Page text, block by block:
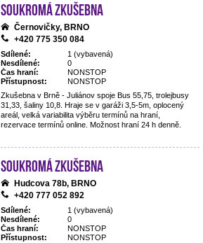
Soukromá zkušebna
Černovičky, BRNO
+420 775 350 084
Sdílené:
1 (vybavená)
Nesdílené:
0
Čas hraní:
NONSTOP
Přístupnost:
NONSTOP
Zkušebna v Brně - Juliánov spoje Bus 55,75, trolejbusy
31,33, šaliny 10,8. Hraje se v garáži 3,5-5m, oplocený
areál, velká variabilita výběru termínů na hraní,
rezervace termínů online. Možnost hraní 24 h denně.
Soukromá zkušebna
Hudcova 78b, BRNO
+420 777 052 892
Sdílené:
1 (vybavená)
Nesdílené:
0
Čas hraní:
NONSTOP
Přístupnost:
NONSTOP